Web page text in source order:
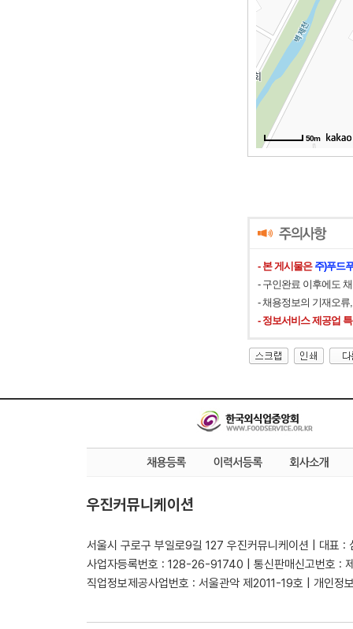
50m
50m
- 본 게시물은 주)푸드
- 구인완료 이후에도
- 채용정보의 기재오
- 정보서비스 제공업
우진커뮤니케이션
서울시 구로구 부일로9길 127 우진커뮤니케이션 | 대표 :
사업자등록번호 : 128-26-91740 | 통신판매신고번호 :
직업정보제공사업번호 : 서울관악 제2011-19호 | 개인정